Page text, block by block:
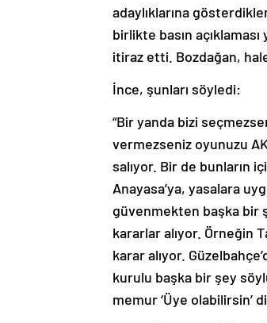
adaylıklarına
birlikte basın açıklaması
itiraz etti. Bozdağan,
İnce, şunları söyledi:
“Bir yanda bizi
vermezseniz oyunuzu
salıyor. Bir de bunların
Anayasa’ya, yasalara
güvenmekten başka bir
kararlar alıyor. Örneğin
karar alıyor.
kurulu başka bir şey
memur ‘Üye olabilirsin’